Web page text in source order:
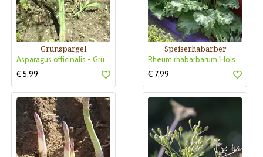
Grünspargel
Asparagus officinalis - Grünspargel
€ 5,99
Speiserhabarber
Rheum rhabarbarum 'Holsteiner Blut'
€ 7,99